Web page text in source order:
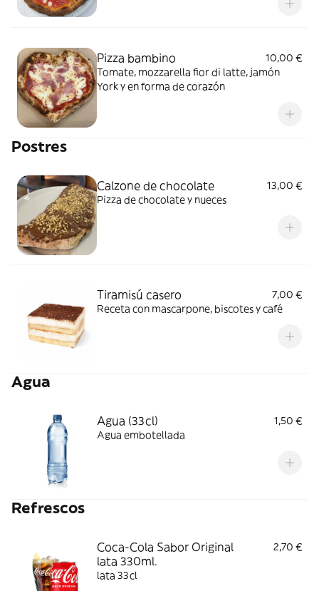
Pizza bambino
10,00 €
Tomate, mozzarella fior di latte, jamón
York y en forma de corazón
Postres
Calzone de chocolate
13,00 €
Pizza de chocolate y nueces
Tiramisú casero
7,00 €
Receta con mascarpone, biscotes y café
Agua
Agua (33cl)
1,50 €
Agua embotellada
Refrescos
Coca-Cola Sabor Original
lata 330ml.
2,70 €
lata 33cl